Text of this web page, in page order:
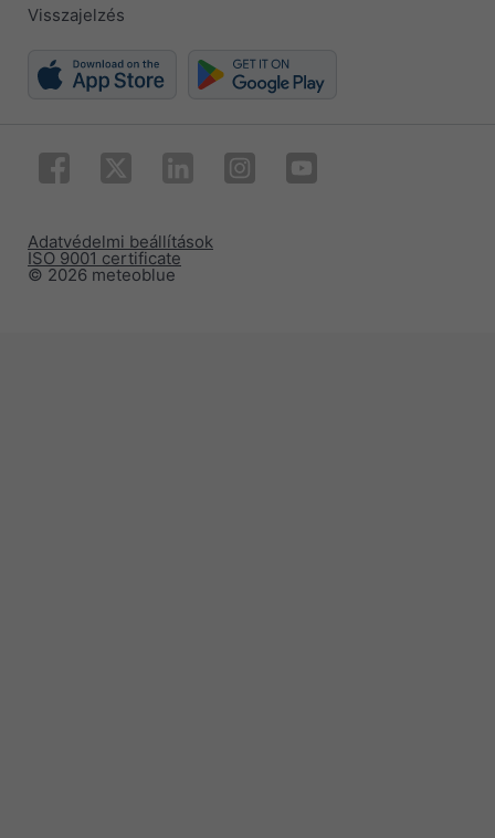
Visszajelzés
© 2026 meteoblue
ISO 9001 certificate
Adatvédelmi beállítások